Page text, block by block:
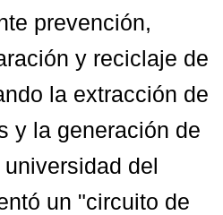
prevención,
y reciclaje de
la extracción de
y la generación de
del
un "circuito de